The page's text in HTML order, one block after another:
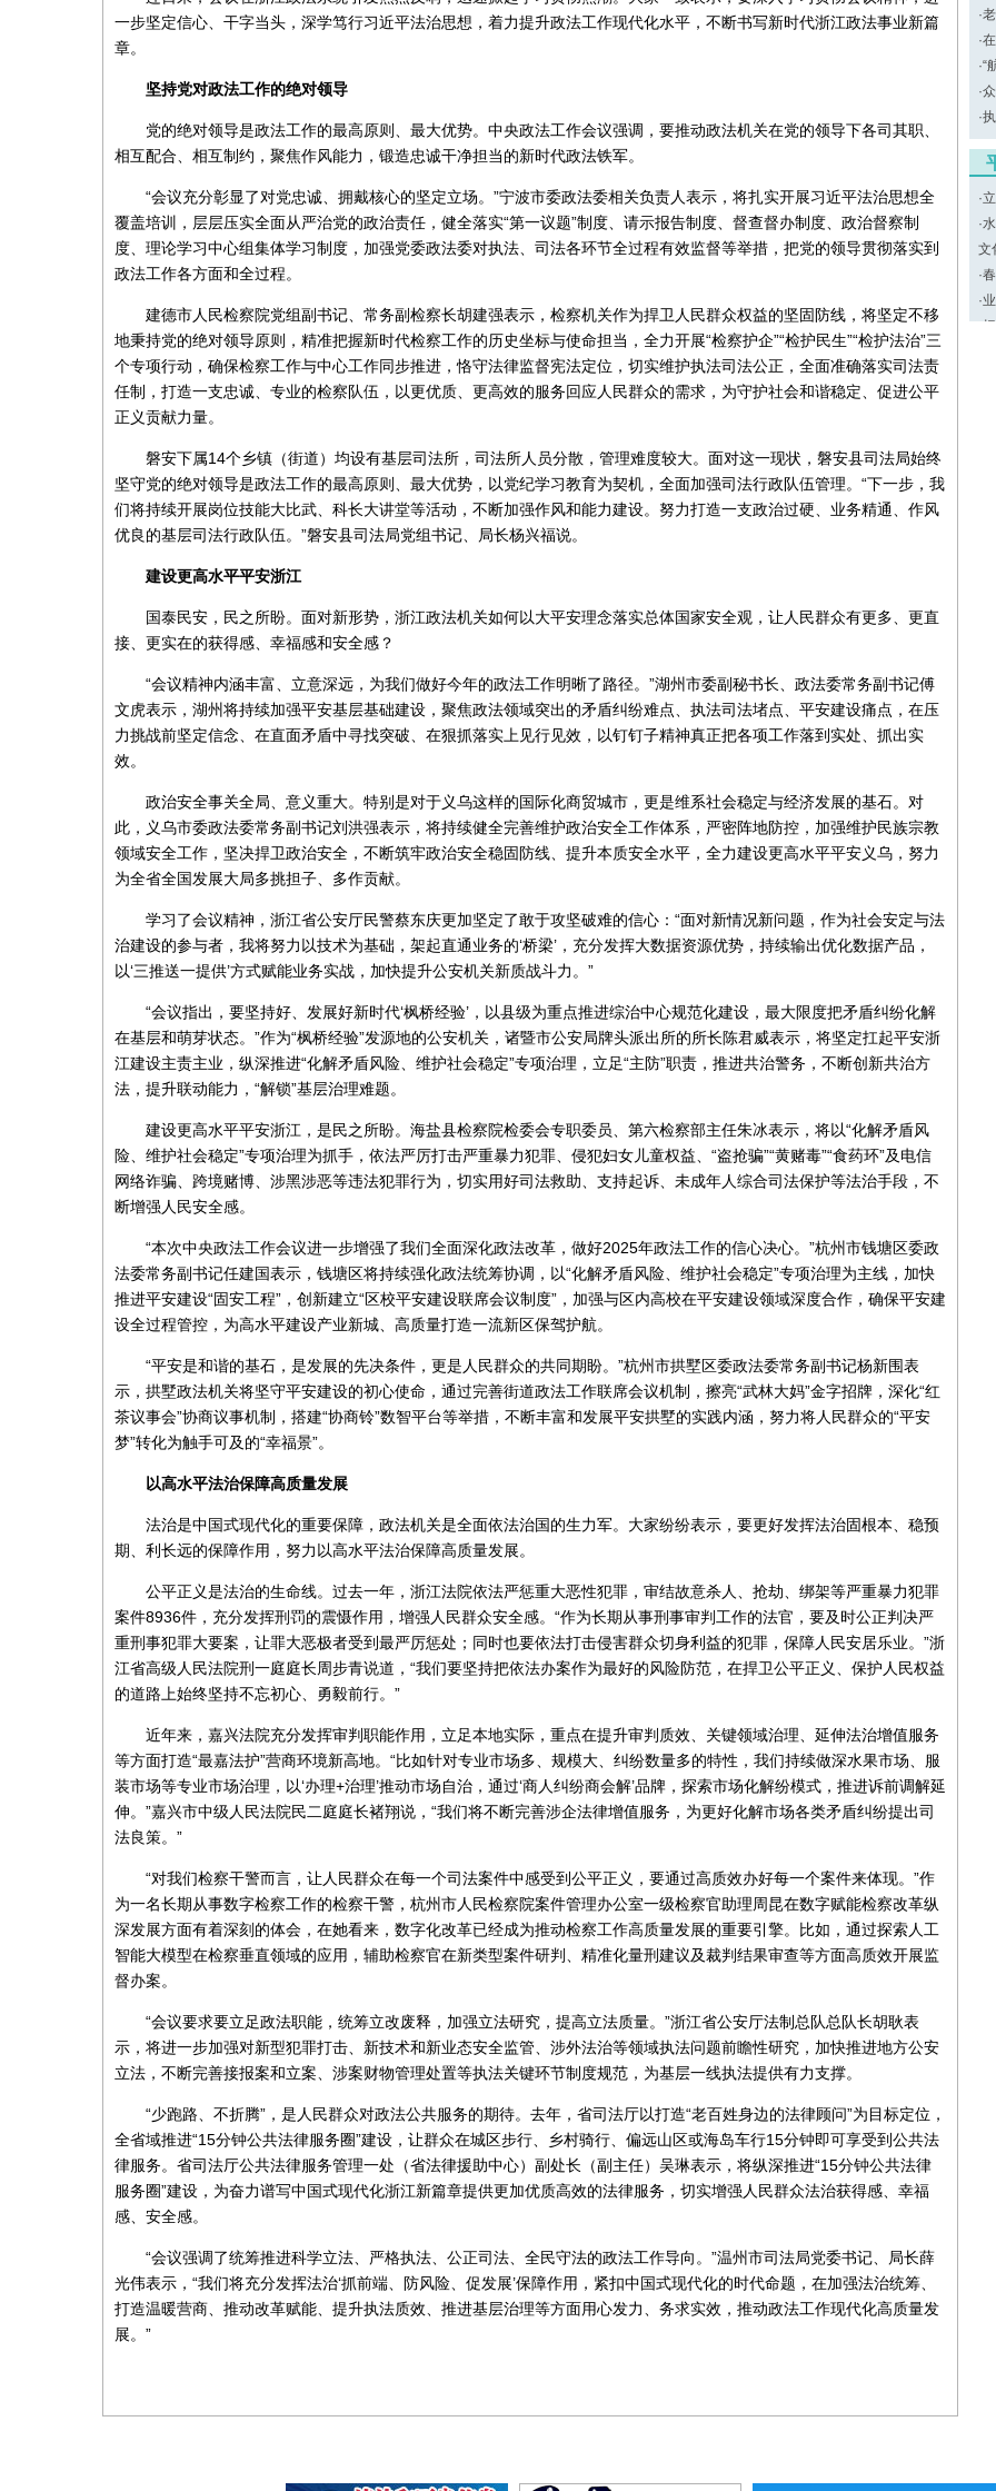
一步坚定信心、干字当头，深学笃行习近平法治思想，着力提升政法工作现代化水平，不断书写新时代浙江政法事业新篇
章。
坚持党对政法工作的绝对领导
党的绝对领导是政法工作的最高原则、最大优势。中央政法工作会议强调，要推动政法机关在党的领导下各司其职、
相互配合、相互制约，聚焦作风能力，锻造忠诚干净担当的新时代政法铁军。
“会议充分彰显了对党忠诚、拥戴核心的坚定立场。”宁波市委政法委相关负责人表示，将扎实开展习近平法治思想全
覆盖培训，层层压实全面从严治党的政治责任，健全落实“第一议题”制度、请示报告制度、督查督办制度、政治督察制
度、理论学习中心组集体学习制度，加强党委政法委对执法、司法各环节全过程有效监督等举措，把党的领导贯彻落实到
政法工作各方面和全过程。
建德市人民检察院党组副书记、常务副检察长胡建强表示，检察机关作为捍卫人民群众权益的坚固防线，将坚定不移
地秉持党的绝对领导原则，精准把握新时代检察工作的历史坐标与使命担当，全力开展“检察护企”“检护民生”“检护法治”三
个专项行动，确保检察工作与中心工作同步推进，恪守法律监督宪法定位，切实维护执法司法公正，全面准确落实司法责
任制，打造一支忠诚、专业的检察队伍，以更优质、更高效的服务回应人民群众的需求，为守护社会和谐稳定、促进公平
正义贡献力量。
磐安下属14个乡镇（街道）均设有基层司法所，司法所人员分散，管理难度较大。面对这一现状，磐安县司法局始终
坚守党的绝对领导是政法工作的最高原则、最大优势，以党纪学习教育为契机，全面加强司法行政队伍管理。“下一步，我
们将持续开展岗位技能大比武、科长大讲堂等活动，不断加强作风和能力建设。努力打造一支政治过硬、业务精通、作风
优良的基层司法行政队伍。”磐安县司法局党组书记、局长杨兴福说。
建设更高水平平安浙江
国泰民安，民之所盼。面对新形势，浙江政法机关如何以大平安理念落实总体国家安全观，让人民群众有更多、更直
接、更实在的获得感、幸福感和安全感？
“会议精神内涵丰富、立意深远，为我们做好今年的政法工作明晰了路径。”湖州市委副秘书长、政法委常务副书记傅
文虎表示，湖州将持续加强平安基层基础建设，聚焦政法领域突出的矛盾纠纷难点、执法司法堵点、平安建设痛点，在压
力挑战前坚定信念、在直面矛盾中寻找突破、在狠抓落实上见行见效，以钉钉子精神真正把各项工作落到实处、抓出实
效。
政治安全事关全局、意义重大。特别是对于义乌这样的国际化商贸城市，更是维系社会稳定与经济发展的基石。对
此，义乌市委政法委常务副书记刘洪强表示，将持续健全完善维护政治安全工作体系，严密阵地防控，加强维护民族宗教
领域安全工作，坚决捍卫政治安全，不断筑牢政治安全稳固防线、提升本质安全水平，全力建设更高水平平安义乌，努力
为全省全国发展大局多挑担子、多作贡献。
学习了会议精神，浙江省公安厅民警蔡东庆更加坚定了敢于攻坚破难的信心：“面对新情况新问题，作为社会安定与法
治建设的参与者，我将努力以技术为基础，架起直通业务的‘桥梁’，充分发挥大数据资源优势，持续输出优化数据产品，
以‘三推送一提供’方式赋能业务实战，加快提升公安机关新质战斗力。”
“会议指出，要坚持好、发展好新时代‘枫桥经验’，以县级为重点推进综治中心规范化建设，最大限度把矛盾纠纷化解
在基层和萌芽状态。”作为“枫桥经验”发源地的公安机关，诸暨市公安局牌头派出所的所长陈君威表示，将坚定扛起平安浙
江建设主责主业，纵深推进“化解矛盾风险、维护社会稳定”专项治理，立足“主防”职责，推进共治警务，不断创新共治方
法，提升联动能力，“解锁”基层治理难题。
建设更高水平平安浙江，是民之所盼。海盐县检察院检委会专职委员、第六检察部主任朱冰表示，将以“化解矛盾风
险、维护社会稳定”专项治理为抓手，依法严厉打击严重暴力犯罪、侵犯妇女儿童权益、“盗抢骗”“黄赌毒”“食药环”及电信
网络诈骗、跨境赌博、涉黑涉恶等违法犯罪行为，切实用好司法救助、支持起诉、未成年人综合司法保护等法治手段，不
断增强人民安全感。
“本次中央政法工作会议进一步增强了我们全面深化政法改革，做好2025年政法工作的信心决心。”杭州市钱塘区委政
法委常务副书记任建国表示，钱塘区将持续强化政法统筹协调，以“化解矛盾风险、维护社会稳定”专项治理为主线，加快
推进平安建设“固安工程”，创新建立“区校平安建设联席会议制度”，加强与区内高校在平安建设领域深度合作，确保平安建
设全过程管控，为高水平建设产业新城、高质量打造一流新区保驾护航。
“平安是和谐的基石，是发展的先决条件，更是人民群众的共同期盼。”杭州市拱墅区委政法委常务副书记杨新围表
示，拱墅政法机关将坚守平安建设的初心使命，通过完善街道政法工作联席会议机制，擦亮“武林大妈”金字招牌，深化“红
茶议事会”协商议事机制，搭建“协商铃”数智平台等举措，不断丰富和发展平安拱墅的实践内涵，努力将人民群众的“平安
梦”转化为触手可及的“幸福景”。
以高水平法治保障高质量发展
法治是中国式现代化的重要保障，政法机关是全面依法治国的生力军。大家纷纷表示，要更好发挥法治固根本、稳预
期、利长远的保障作用，努力以高水平法治保障高质量发展。
公平正义是法治的生命线。过去一年，浙江法院依法严惩重大恶性犯罪，审结故意杀人、抢劫、绑架等严重暴力犯罪
案件8936件，充分发挥刑罚的震慑作用，增强人民群众安全感。“作为长期从事刑事审判工作的法官，要及时公正判决严
重刑事犯罪大要案，让罪大恶极者受到最严厉惩处；同时也要依法打击侵害群众切身利益的犯罪，保障人民安居乐业。”浙
江省高级人民法院刑一庭庭长周步青说道，“我们要坚持把依法办案作为最好的风险防范，在捍卫公平正义、保护人民权益
的道路上始终坚持不忘初心、勇毅前行。”
近年来，嘉兴法院充分发挥审判职能作用，立足本地实际，重点在提升审判质效、关键领域治理、延伸法治增值服务
等方面打造“最嘉法护”营商环境新高地。“比如针对专业市场多、规模大、纠纷数量多的特性，我们持续做深水果市场、服
装市场等专业市场治理，以‘办理+治理’推动市场自治，通过‘商人纠纷商会解’品牌，探索市场化解纷模式，推进诉前调解延
伸。”嘉兴市中级人民法院民二庭庭长褚翔说，“我们将不断完善涉企法律增值服务，为更好化解市场各类矛盾纠纷提出司
法良策。”
“对我们检察干警而言，让人民群众在每一个司法案件中感受到公平正义，要通过高质效办好每一个案件来体现。”作
为一名长期从事数字检察工作的检察干警，杭州市人民检察院案件管理办公室一级检察官助理周昆在数字赋能检察改革纵
深发展方面有着深刻的体会，在她看来，数字化改革已经成为推动检察工作高质量发展的重要引擎。比如，通过探索人工
智能大模型在检察垂直领域的应用，辅助检察官在新类型案件研判、精准化量刑建议及裁判结果审查等方面高质效开展监
督办案。
“会议要求要立足政法职能，统筹立改废释，加强立法研究，提高立法质量。”浙江省公安厅法制总队总队长胡耿表
示，将进一步加强对新型犯罪打击、新技术和新业态安全监管、涉外法治等领域执法问题前瞻性研究，加快推进地方公安
立法，不断完善接报案和立案、涉案财物管理处置等执法关键环节制度规范，为基层一线执法提供有力支撑。
“少跑路、不折腾”，是人民群众对政法公共服务的期待。去年，省司法厅以打造“老百姓身边的法律顾问”为目标定位，
全省域推进“15分钟公共法律服务圈”建设，让群众在城区步行、乡村骑行、偏远山区或海岛车行15分钟即可享受到公共法
律服务。省司法厅公共法律服务管理一处（省法律援助中心）副处长（副主任）吴琳表示，将纵深推进“15分钟公共法律
服务圈”建设，为奋力谱写中国式现代化浙江新篇章提供更加优质高效的法律服务，切实增强人民群众法治获得感、幸福
感、安全感。
“会议强调了统筹推进科学立法、严格执法、公正司法、全民守法的政法工作导向。”温州市司法局党委书记、局长薛
光伟表示，“我们将充分发挥法治‘抓前端、防风险、促发展’保障作用，紧扣中国式现代化的时代命题，在加强法治统筹、
打造温暖营商、推动改革赋能、提升执法质效、推进基层治理等方面用心发力、务求实效，推动政法工作现代化高质量发
展。”
·
·
·“
·
·
·
·
文
·
·
·